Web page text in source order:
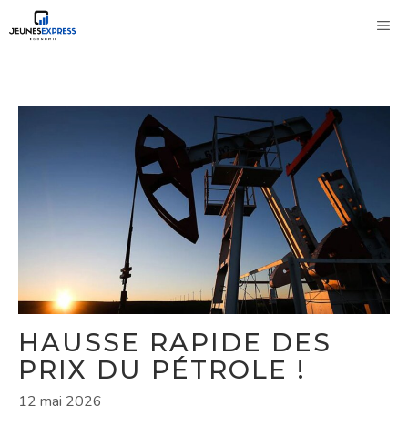
au
HAUSSE RAPIDE DES
PRIX DU PÉTROLE !
12 mai 2026